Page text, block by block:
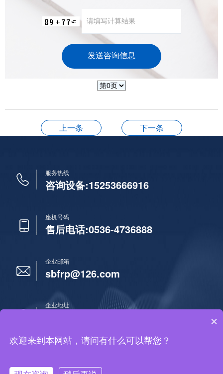
上一条 下一条
服务热线
咨询设备:15253666916
座机号码
售后电话:0536-4736888
企业邮箱
sbfrp@126.com
企业地址
山东省潍坊市安丘市新安街道锦山街西
鲁ICP备11012589号-23
×
欢迎来到本网站，请问有什么可以帮您？